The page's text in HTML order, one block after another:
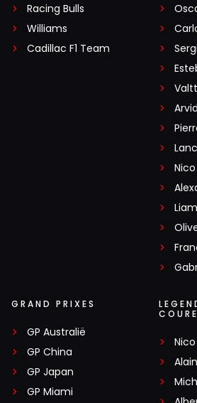
Racing Bulls
Williams
Cadillac F1 Team
GRAND PRIXES
GP Australië
GP China
GP Japan
GP Miami